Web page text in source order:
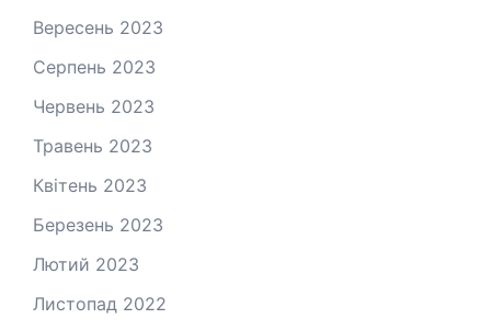
Вересень 2023
Серпень 2023
Червень 2023
Травень 2023
Квітень 2023
Березень 2023
Лютий 2023
Листопад 2022